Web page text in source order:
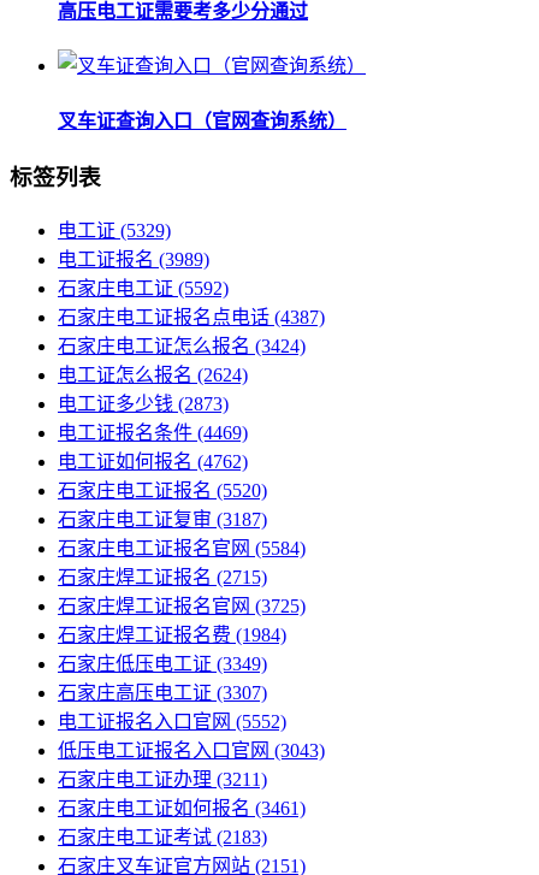
高压电工证需要考多少分通过
叉车证查询入口（官网查询系统）
标签列表
电工证 (5329)
电工证报名 (3989)
石家庄电工证 (5592)
石家庄电工证报名点电话 (4387)
石家庄电工证怎么报名 (3424)
电工证怎么报名 (2624)
电工证多少钱 (2873)
电工证报名条件 (4469)
电工证如何报名 (4762)
石家庄电工证报名 (5520)
石家庄电工证复审 (3187)
石家庄电工证报名官网 (5584)
石家庄焊工证报名 (2715)
石家庄焊工证报名官网 (3725)
石家庄焊工证报名费 (1984)
石家庄低压电工证 (3349)
石家庄高压电工证 (3307)
电工证报名入口官网 (5552)
低压电工证报名入口官网 (3043)
石家庄电工证办理 (3211)
石家庄电工证如何报名 (3461)
石家庄电工证考试 (2183)
石家庄叉车证官方网站 (2151)